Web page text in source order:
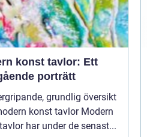
konst tavlor: Ett
porträtt
grundlig översikt
konst tavlor Modern
har under de senast...